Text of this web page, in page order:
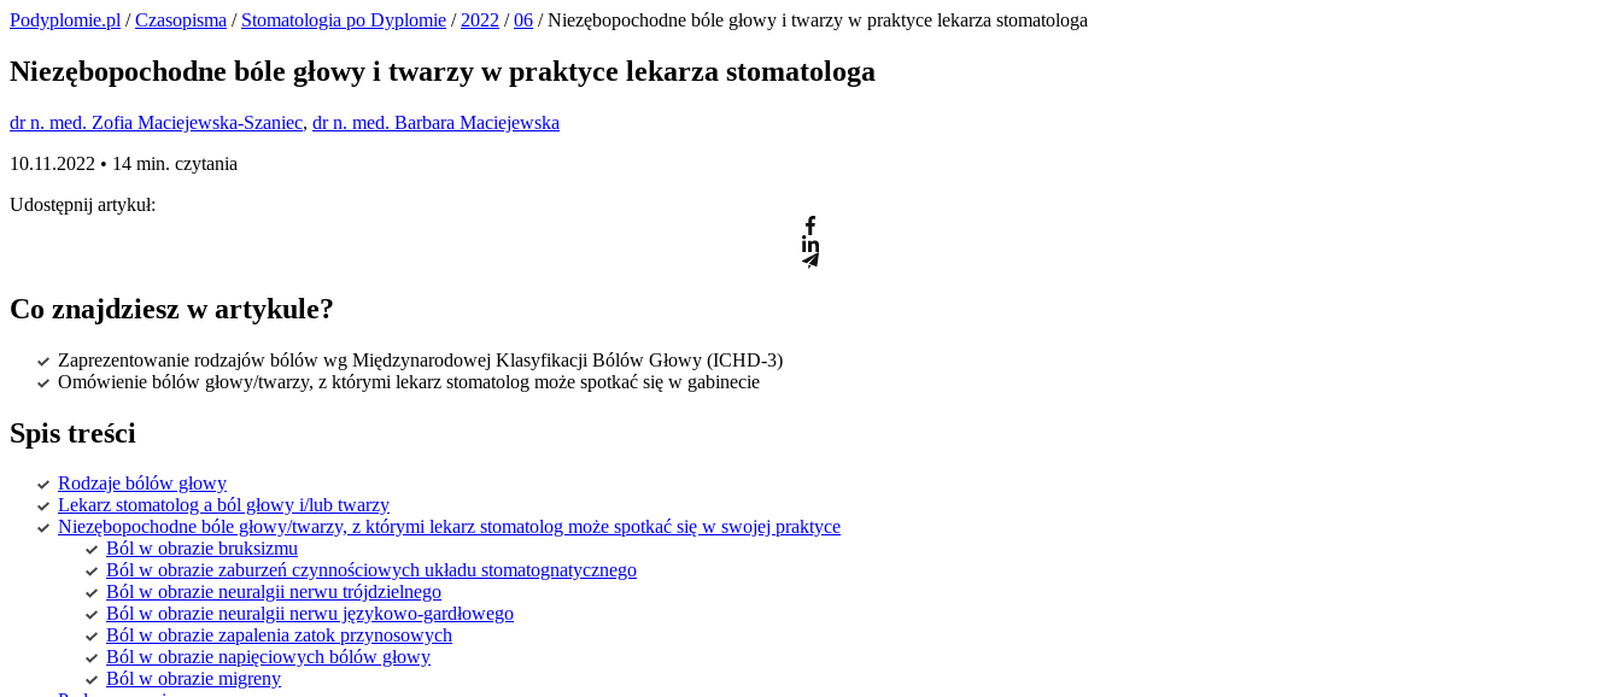
Podyplomie.pl /Czasopisma / Stomatologia po Dyplomie / 2022 /06 / Niezębopochodne bóle głowy i twarzy w praktyce lekarza stomatologa
Niezębopochodne bóle głowy i twarzy w praktyce lekarza stomatologa
dr n. med. Zofia Maciejewska-Szaniec, dr n. med. Barbara Maciejewska
10.11.2022 • 14 min. czytania
Udostępnij artykuł:
Co znajdziesz w artykule?
Zaprezentowanie rodzajów bólów wg Międzynarodowej Klasyfikacji Bólów Głowy (ICHD-3)
Omówienie bólów głowy/twarzy, z którymi lekarz stomatolog może spotkać się w gabinecie
Spis treści
Rodzaje bólów głowy
Lekarz stomatolog a ból głowy i/lub twarzy
Niezębopochodne bóle głowy/twarzy, z którymi lekarz stomatolog może spotkać się w swojej praktyce
Ból w obrazie bruksizmu
Ból w obrazie zaburzeń czynnościowych układu stomatognatycznego
Ból w obrazie neuralgii nerwu trójdzielnego
Ból w obrazie neuralgii nerwu językowo-gardłowego
Ból w obrazie zapalenia zatok przynosowych
Ból w obrazie napięciowych bólów głowy
Ból w obrazie migreny